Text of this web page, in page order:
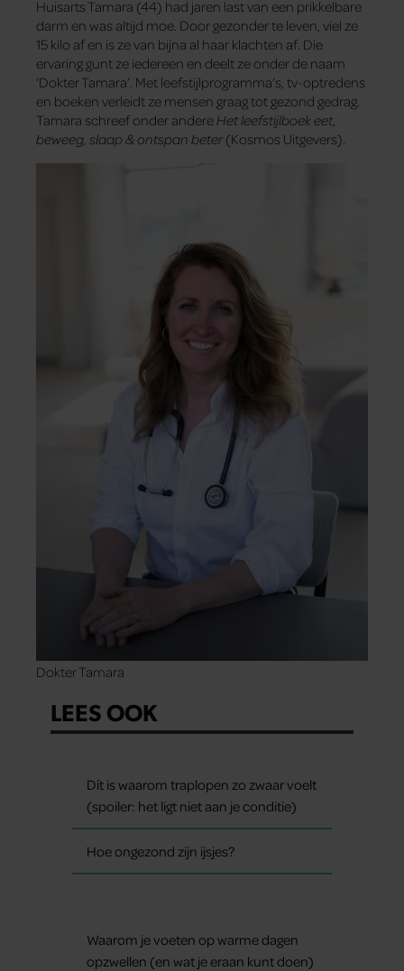
Huisarts Tamara (44) had jaren last van een prikkelbare
darm en was altijd moe. Door gezonder te leven, viel ze
15 kilo af en is ze van bijna al haar klachten af. Die
ervaring gunt ze iedereen en deelt ze onder de naam
‘Dokter Tamara’. Met leefstijlprogramma’s, tv-optredens
en boeken verleidt ze mensen graag tot gezond gedrag.
Tamara schreef onder andere Het leefstijlboek eet,
beweeg, slaap & ontspan beter (Kosmos Uitgevers).
Dokter Tamara
LEES OOK
Dít is waarom traplopen zo zwaar voelt
(spoiler: het ligt niet aan je conditie)
Hoe ongezond zijn ijsjes?
Waarom je voeten op warme dagen
opzwellen (en wat je eraan kunt doen)